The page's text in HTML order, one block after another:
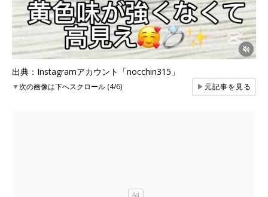
出典：Instagramアカウント「nocchin315」
▼次の画像は下へスクロール (4/6) ▶元記事を見る